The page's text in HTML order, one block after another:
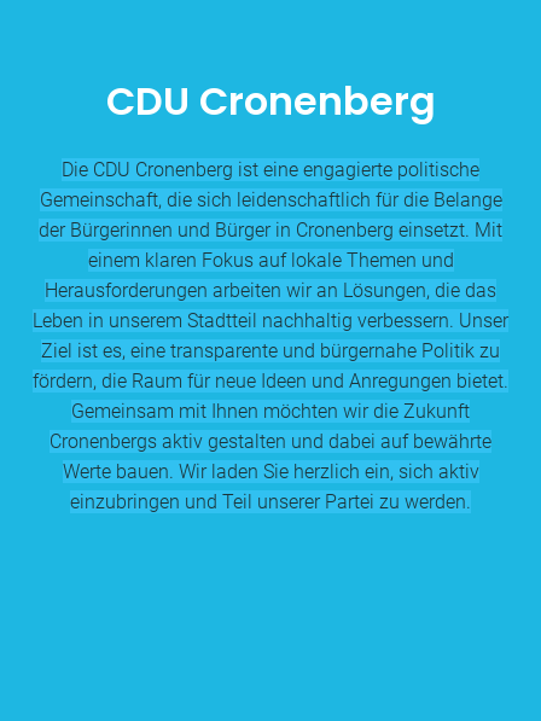
AKTUELLES
BEZIRKSVERTRETUNG
SOCIAL MEDIA
CDU Cronenberg
Die CDU Cronenberg ist eine engagierte politische
Gemeinschaft, die sich leidenschaftlich für die Belange
der Bürgerinnen und Bürger in Cronenberg einsetzt. Mit
einem klaren Fokus auf lokale Themen und
Herausforderungen arbeiten wir an Lösungen, die das
Leben in unserem Stadtteil nachhaltig verbessern. Unser
Ziel ist es, eine transparente und bürgernahe Politik zu
fördern, die Raum für neue Ideen und Anregungen bietet.
Gemeinsam mit Ihnen möchten wir die Zukunft
Cronenbergs aktiv gestalten und dabei auf bewährte
Werte bauen. Wir laden Sie herzlich ein, sich aktiv
einzubringen und Teil unserer Partei zu werden.